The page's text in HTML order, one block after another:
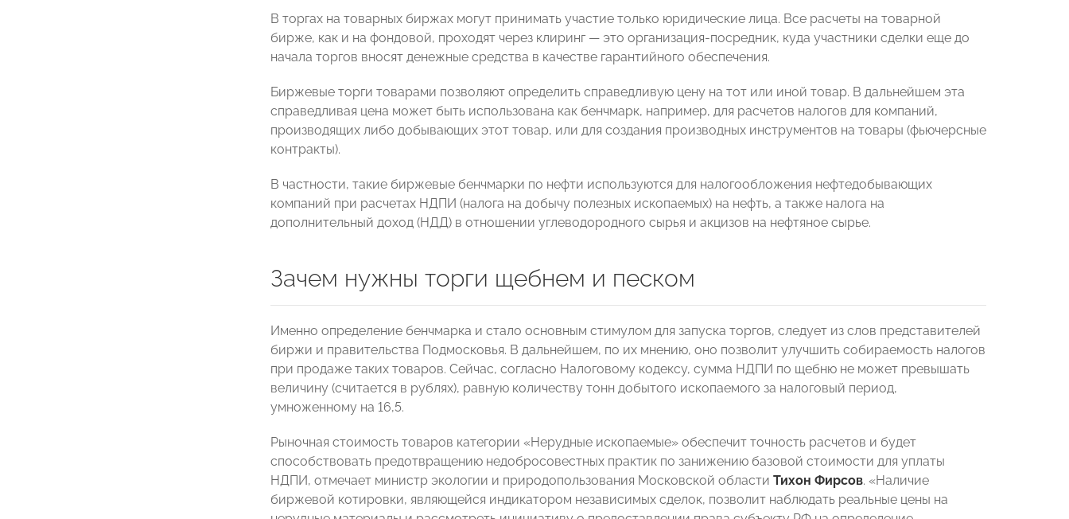
В торгах на товарных биржах могут принимать участие только юридические лица. Все расчеты на товарной
бирже, как и на фондовой, проходят через клиринг — это организация-посредник, куда участники сделки еще до
начала торгов вносят денежные средства в качестве гарантийного обеспечения.
Биржевые торги товарами позволяют определить справедливую цену на тот или иной товар. В дальнейшем эта
справедливая цена может быть использована как бенчмарк, например, для расчетов налогов для компаний,
производящих либо добывающих этот товар, или для создания производных инструментов на товары (фьючерсные
контракты).
В частности, такие биржевые бенчмарки по нефти используются для налогообложения нефтедобывающих
компаний при расчетах НДПИ (налога на добычу полезных ископаемых) на нефть, а также налога на
дополнительный доход (НДД) в отношении углеводородного сырья и акцизов на нефтяное сырье.
Зачем нужны торги щебнем и песком
Именно определение бенчмарка и стало основным стимулом для запуска торгов, следует из слов представителей
биржи и правительства Подмосковья. В дальнейшем, по их мнению, оно позволит улучшить собираемость налогов
при продаже таких товаров. Сейчас, согласно Налоговому кодексу, сумма НДПИ по щебню не может превышать
величину (считается в рублях), равную количеству тонн добытого ископаемого за налоговый период,
умноженному на 16,5.
Рыночная стоимость товаров категории «Нерудные ископаемые» обеспечит точность расчетов и будет
способствовать предотвращению недобросовестных практик по занижению базовой стоимости для уплаты
НДПИ, отмечает министр экологии и природопользования Московской области Тихон Фирсов. «Наличие
биржевой котировки, являющейся индикатором независимых сделок, позволит наблюдать реальные цены на